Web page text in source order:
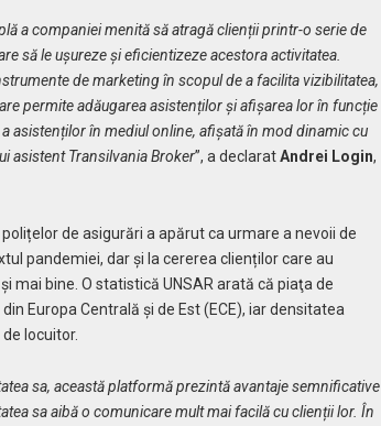
a companiei menită să atragă clienții printr-o serie de
să le ușureze și eficientizeze acestora activitatea.
de marketing în scopul de a facilita vizibilitatea,
permite adăugarea asistenților și afișarea lor în funcție
asistenților în mediul online, afișată în mod dinamic cu
asistent Transilvania Broker”, a declaratAndrei Login,
de asigurări a apărut ca urmare a nevoii de
pandemiei, dar și la cererea clienților care au
mai bine. O statistică UNSAR arată că piaţa de
Europa Centrală şi de Est (ECE), iar densitatea
locuitor.
sa, această platformă prezintă avantaje semnificative
sa aibă o comunicare mult mai facilă cu clienții lor. În